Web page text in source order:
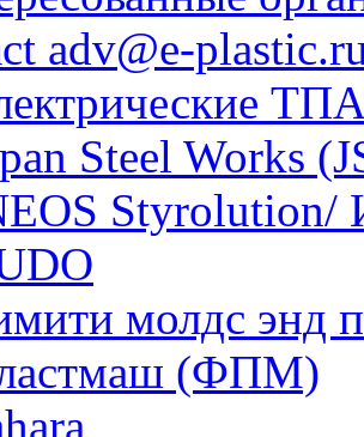
adv@e-
Steel Works
молдс энд
(ФПМ)